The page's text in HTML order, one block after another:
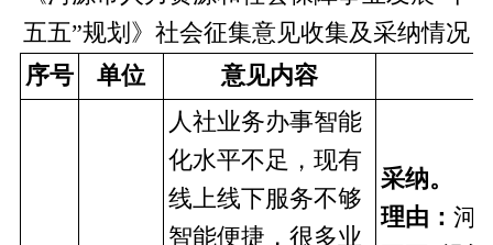
五五”规划》社会征集意见收集及采纳情况
序号
单位 意见内容
人社业务办事智能
化水平不足，现有
线上线下服务不够
智能便捷，很多业
采纳。
理由： 河